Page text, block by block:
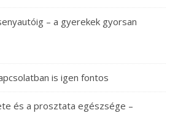
– a gyerekek gyorsan
is igen fontos
és a prosztata egészsége –